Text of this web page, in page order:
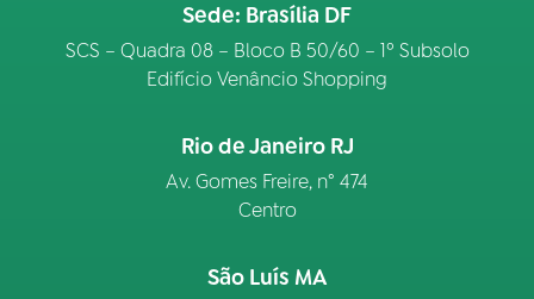
Sede: Brasília DF
SCS – Quadra 08 – Bloco B 50/60 – 1º Subsolo
Edifício Venâncio Shopping
Rio de Janeiro RJ
Av. Gomes Freire, n° 474
Centro
São Luís MA